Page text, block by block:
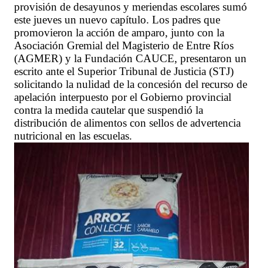
provisión de desayunos y meriendas escolares sumó
este jueves un nuevo capítulo. Los padres que
promovieron la acción de amparo, junto con la
Asociación Gremial del Magisterio de Entre Ríos
(AGMER) y la Fundación CAUCE, presentaron un
escrito ante el Superior Tribunal de Justicia (STJ)
solicitando la nulidad de la concesión del recurso de
apelación interpuesto por el Gobierno provincial
contra la medida cautelar que suspendió la
distribución de alimentos con sellos de advertencia
nutricional en las escuelas.